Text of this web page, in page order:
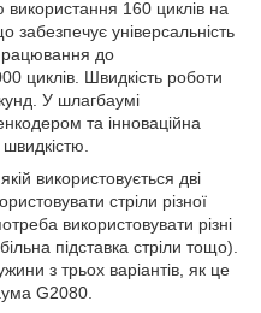
використання 160 циклів на
забезпечує універсальність
до
циклів. Швидкість роботи
У шлагбаумі
та інноваційна
використовується дві
стріли різної
використовувати різні
підставка стріли тощо).
з трьох варіантів, як це
G2080.